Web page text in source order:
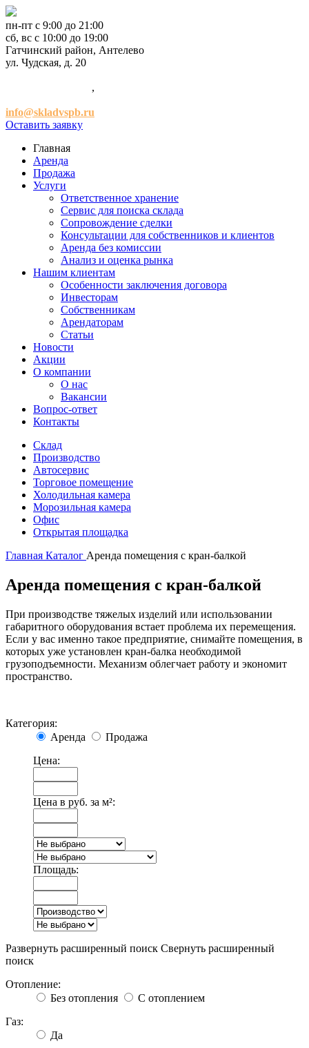
пн-пт с 9:00 до 21:00
сб, вс с 10:00 до 19:00
Гатчинский район, Антелево
ул. Чудская, д. 20
,
info@skladvspb.ru
Оставить заявку
Главная
Аренда
Продажа
Услуги
Ответственное хранение
Сервис для поиска склада
Сопровождение сделки
Консультации для собственников и клиентов
Аренда без комиссии
Анализ и оценка рынка
Нашим клиентам
Особенности заключения договора
Инвесторам
Собственникам
Арендаторам
Статьи
Новости
Акции
О компании
О нас
Вакансии
Вопрос-ответ
Контакты
Склад
Производство
Автосервис
Торговое помещение
Холодильная камера
Морозильная камера
Офис
Открытая площадка
Главная Каталог Аренда помещения с кран-балкой
Аренда помещения с кран-балкой
При производстве тяжелых изделий или использовании
габаритного оборудования встает проблема их перемещения.
Если у вас именно такое предприятие, снимайте помещения, в
которых уже установлен кран-балка необходимой
грузоподъемности. Механизм облегчает работу и экономит
пространство.
Категория:
Аренда
Продажа
Цена:
Цена в руб. за м²:
Площадь:
Развернуть расширенный поиск Свернуть расширенный
поиск
Отопление:
Без отопления
С отоплением
Газ:
Да